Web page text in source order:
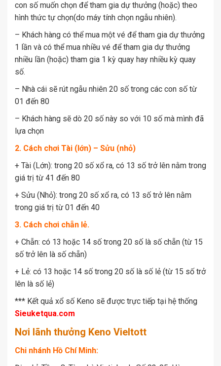
con số muốn chọn để tham gia dự thưởng (hoặc) theo
hình thức tự chọn(do máy tính chọn ngẫu nhiên).
– Khách hàng có thể mua một vé để tham gia dự thưởng
1 lần và có thể mua nhiều vé để tham gia dự thưởng
nhiều lần (hoặc) tham gia 1 kỳ quay hay nhiều kỳ quay
số.
– Nhà cái sẽ rút ngẫu nhiên 20 số trong các con số từ
01 đến 80
– Khách hàng sẽ dò 20 số này so với 10 số mà mình đã
lựa chọn
2. Cách chơi Tài (lớn) – Sửu (nhỏ)
+ Tài (Lớn): trong 20 số xổ ra, có 13 số trở lên nằm trong
giá trị từ 41 đến 80
+ Sửu (Nhỏ): trong 20 số xổ ra, có 13 số trở lên nằm
trong giá trị từ 01 đến 40
3. Cách chơi chẵn lẻ.
+ Chẵn: có 13 hoặc 14 số trong 20 số là số chẵn (từ 15
số trở lên là số chẵn)
+ Lẻ: có 13 hoặc 14 số trong 20 số là số lẻ (từ 15 số trở
lên là số lẻ)
*** Kết quả xổ số Keno sẽ được trực tiếp tại hệ thống
Sieuketqua.com
Nơi lãnh thưởng Keno Vieltott
Chi nhánh Hồ Chí Minh: